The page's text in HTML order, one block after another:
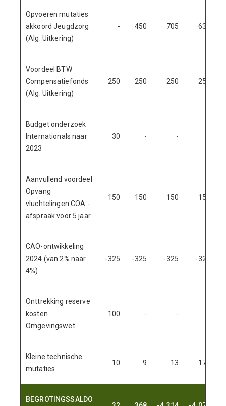
Opvoeren mutaties
akkoord Jeugdzorg
(Alg. Uitkering)
- 450 705 639
Voordeel BTW
Compensatiefonds
(Alg. Uitkering)
250 250 250 250
Budget onderzoek
Internationals naar
2023
30 - -
Aanvullend voordeel
Opvang
vluchtelingen COA -
afspraak voor 5 jaar
150 150 150 150
CAO-ontwikkeling
2024 (van 2% naar
4%)
-325 -325 -325 -325
Onttrekking reserve
kosten
Omgevingswet
100 - -
Kleine technische
mutaties
10 9 13 174
BEGROTINGSSALDO